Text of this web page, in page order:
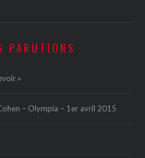
PARUTIONS
»
– Olympia – 1er avril 2015